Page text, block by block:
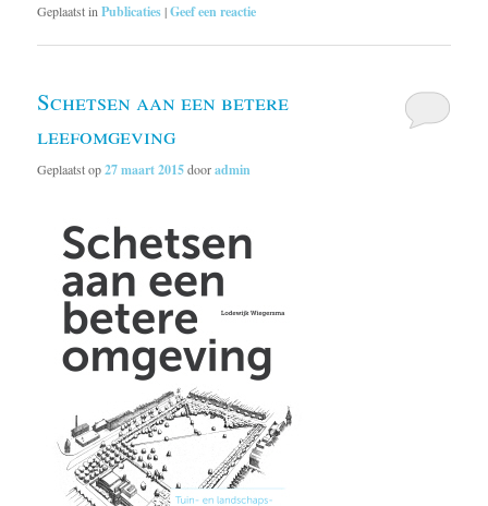
Geplaatst in Publicaties|Geef een reactie
Schetsen aan een betere
leefomgeving
Geplaatst op27 maart 2015dooradmin